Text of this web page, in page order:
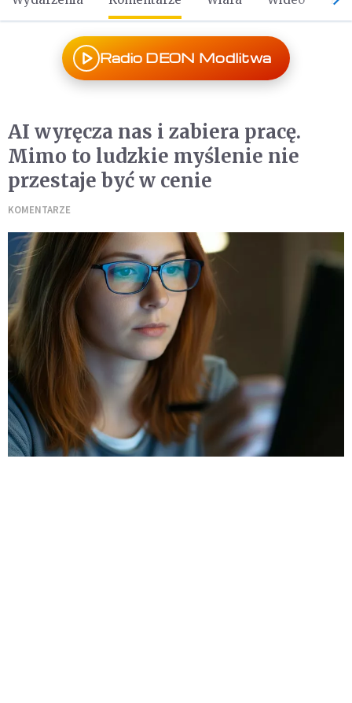
Radio DEON Modlitwa
AI wyręcza nas i zabiera pracę.
Mimo to ludzkie myślenie nie
przestaje być w cenie
KOMENTARZE